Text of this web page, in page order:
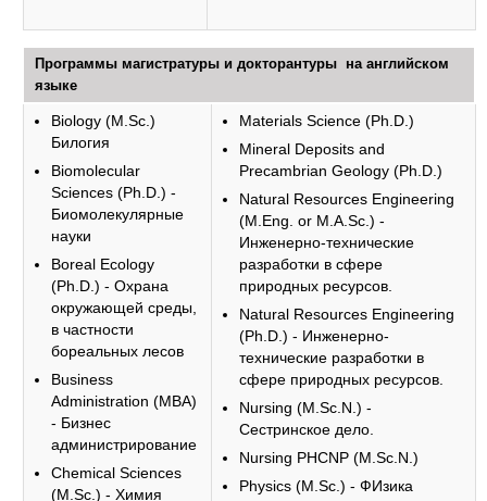
Программы магистратуры и докторантуры на английском
языке
Biology (M.Sc.)
Билогия
Biomolecular
Sciences (Ph.D.) -
Биомолекулярные
науки
Boreal Ecology
(Ph.D.) - Охрана
окружающей среды,
в частности
бореальных лесов
Business
Administration (MBA)
- Бизнес
администрирование
Chemical Sciences
(M.Sc.) - Химия
Materials Science (Ph.D.)
Mineral Deposits and
Precambrian Geology (Ph.D.)
Natural Resources Engineering
(M.Eng. or M.A.Sc.) -
Инженерно-технические
разработки в сфере
природных ресурсов.
Natural Resources Engineering
(Ph.D.) - Инженерно-
технические разработки в
сфере природных ресурсов.
Nursing (M.Sc.N.) -
Сестринское дело.
Nursing PHCNP (M.Sc.N.)
Physics (M.Sc.) - ФИзика